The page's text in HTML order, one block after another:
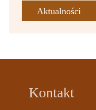
Aktualności
Kontakt